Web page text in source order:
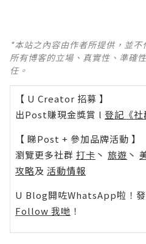
*本站之內容由作者所提供，並
所有博客的立場、真實性、準確
任。
【 U Creator 招募 】
出Post賺現金獎賞 l 登記《社
【 睇Post + 參加品牌活動 】
瀏覽更多社群 打卡 丶 旅遊 丶
攻略及 活動情報
U Blog開咗WhatsApp啦！發
Follow 我哋 ！